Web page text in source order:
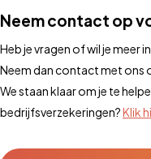
Neem contact op
Heb je vragen of wil je meer
Neem dan contact met ons
We staan klaar om je te
bedrijfsverzekeringen?Klik